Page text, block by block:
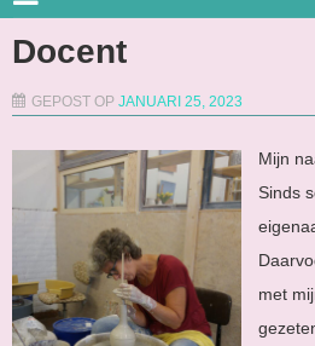
Docent
GEPOST OP JANUARI 25, 2023
Mijn
Sinds
met